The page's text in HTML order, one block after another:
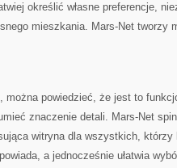
określić własne preferencje,
mieszkania. Mars-Net tworzy
można powiedzieć, że jest to
znaczenie detali. Mars-Net
witryna dla wszystkich, którzy
a jednocześnie ułatwia